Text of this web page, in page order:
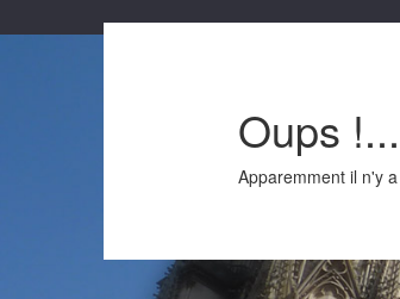
Oups !...
Apparemment il n'y